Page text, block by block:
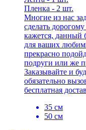
Пленка - 2 шт.
Многие из нас
сделать
кажется, данный
для ваших
прекрасно
подруги или же
Заказывайте и
обязательно
бесплатная
35 см
50 см